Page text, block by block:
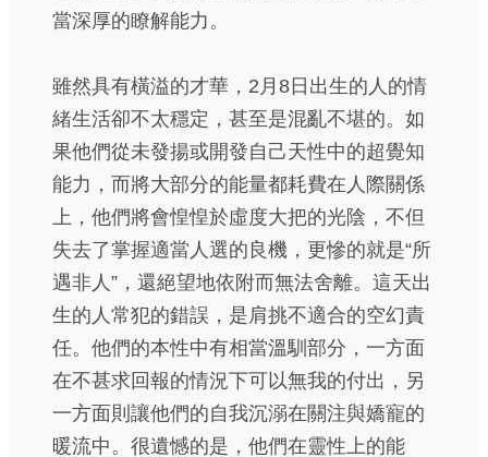
當深厚的瞭解能力。
雖然具有橫溢的才華，2月8日出生的人的情
緒生活卻不太穩定，甚至是混亂不堪的。如
果他們從未發揚或開發自己天性中的超覺知
能力，而將大部分的能量都耗費在人際關係
上，他們將會惶惶於虛度大把的光陰，不但
失去了掌握適當人選的良機，更慘的就是“所
遇非人”，還絕望地依附而無法舍離。這天出
生的人常犯的錯誤，是肩挑不適合的空幻責
任。他們的本性中有相當溫馴部分，一方面
在不甚求回報的情況下可以無我的付出，另
一方面則讓他們的自我沉溺在關注與嬌寵的
暖流中。很遺憾的是，他們在靈性上的能